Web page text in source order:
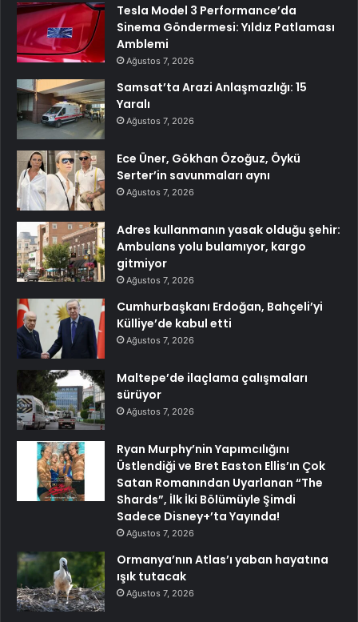
Tesla Model 3 Performance’da
Sinema Göndermesi: Yıldız Patlaması
Amblemi
Ağustos 7, 2026
Samsat’ta Arazi Anlaşmazlığı: 15
Yaralı
Ağustos 7, 2026
Ece Üner, Gökhan Özoğuz, Öykü
Serter’in savunmaları aynı
Ağustos 7, 2026
Adres kullanmanın yasak olduğu şehir:
Ambulans yolu bulamıyor, kargo
gitmiyor
Ağustos 7, 2026
Cumhurbaşkanı Erdoğan, Bahçeli’yi
Külliye’de kabul etti
Ağustos 7, 2026
Maltepe’de ilaçlama çalışmaları
sürüyor
Ağustos 7, 2026
Ryan Murphy’nin Yapımcılığını
Üstlendiği ve Bret Easton Ellis’ın Çok
Satan Romanından Uyarlanan “The
Shards”, İlk İki Bölümüyle Şimdi
Sadece Disney+’ta Yayında!
Ağustos 7, 2026
Ormanya’nın Atlas’ı yaban hayatına
ışık tutacak
Ağustos 7, 2026